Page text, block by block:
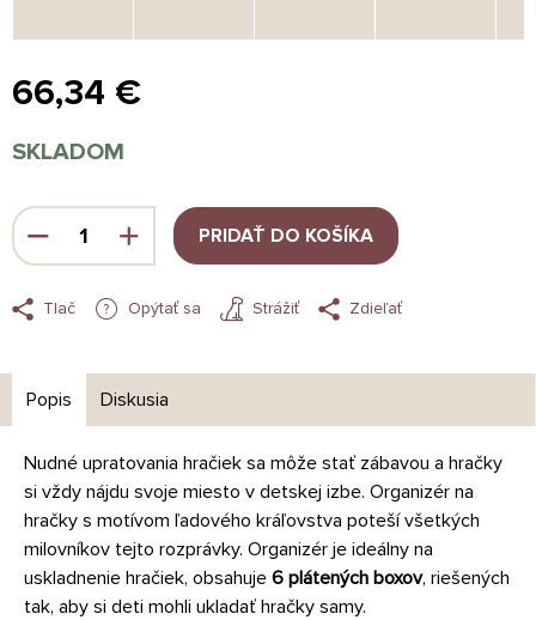
66,34 €
cena:
SKLADOM
PRIDAŤ DO KOŠÍKA
Tlač Opýtať sa Strážiť Zdieľať
Popis Diskusia
Nudné upratovania hračiek sa môže stať zábavou a hračky
si vždy nájdu svoje miesto v detskej izbe. Organizér na
hračky s motívom ľadového kráľovstva poteší všetkých
milovníkov tejto rozprávky. Organizér je ideálny na
uskladnenie hračiek, obsahuje 6 plátených boxov, riešených
tak, aby si deti mohli ukladať hračky samy.